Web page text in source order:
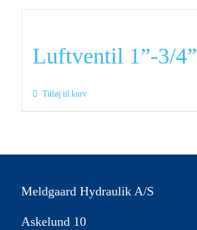
Luftventil 1”-3/4”
Tilføj til kurv
Meldgaard Hydraulik A/S
Askelund 10